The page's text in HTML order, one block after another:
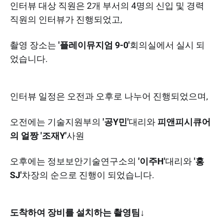
인터뷰 대상 직원은 2개 부서의 4명의 신입 및 경력
직원의 인터뷰가 진행되었고,
촬영 장소는 '플레이뮤지엄 9-0'회의실에서 실시 되
었습니다.
인터뷰 일정은 오전과 오후로 나누어 진행되었으며,
오전에는 기술지원부의 '공Y민'대리와 피앤피시큐어
의 얼짱 '조재Y'사원
오후에는 정보보안기술연구소의 '이주H'대리와'홍
SJ'차장의 순으로 진행이 되었습니다.
도착하여 장비를 설치하는 촬영팀↓